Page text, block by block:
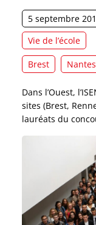
5 septembre
Vie de l’école
Brest Nantes
Dans l’Ouest,
sites (Brest,
lauréats du